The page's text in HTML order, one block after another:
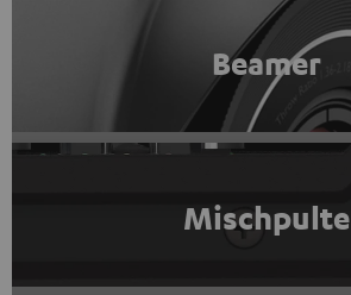
Beamer
Mischpulte